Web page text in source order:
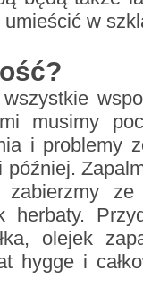
umieścić w
musimy
i problemy
później.
olejek
hygge i